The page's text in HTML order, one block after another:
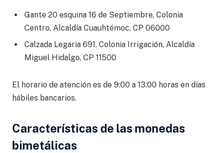
Gante 20 esquina 16 de Septiembre, Colonia
Centro, Alcaldía Cuauhtémoc, CP 06000
Calzada Legaria 691, Colonia Irrigación, Alcaldía
Miguel Hidalgo, CP 11500
El horario de atención es de 9:00 a 13:00 horas en días
hábiles bancarios.
Características de las monedas
bimetálicas